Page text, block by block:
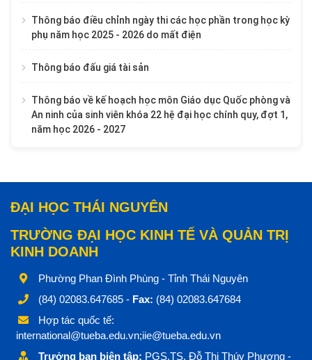
Thông báo điều chỉnh ngày thi các học phần trong học kỳ
phụ năm học 2025 - 2026 do mất điện
Thông báo đấu giá tài sản
Thông báo về kế hoạch học môn Giáo dục Quốc phòng và
An ninh của sinh viên khóa 22 hệ đại học chính quy, đợt 1,
năm học 2026 - 2027
ĐẠI HỌC THÁI NGUYÊN
TRƯỜNG ĐẠI HỌC KINH TẾ VÀ QUẢN TRỊ
KINH DOANH
Phường Phan Đình Phùng - Tỉnh Thái Nguyên
(84) 02083.647685 - Fax: (84) 02083.647684
Hợp tác quốc tế:
international@tueba.edu.vn;iie@tueba.edu.vn
Trưởng ban biên tập: PGS.TS. Đỗ Thị Thúy Phương -